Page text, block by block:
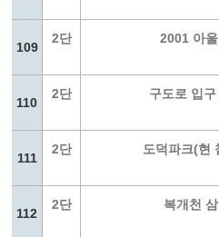
109
2단 2001 아
110
2단 구도로 입구
111
2단 도덕파크(현
112
2단 복개천 삼